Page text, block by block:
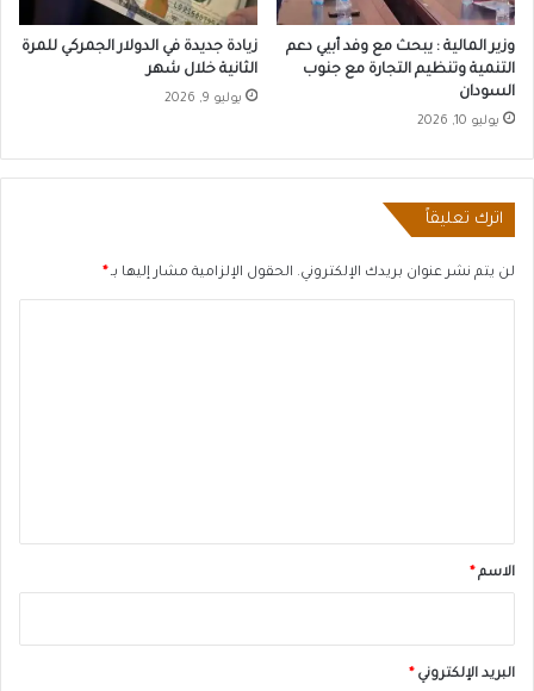
وزير المالية : يبحث مع وفد أبيي دعم
التنمية وتنظيم التجارة مع جنوب
السودان
يوليو 10, 2026
زيادة جديدة في الدولار الجمركي للمرة
الثانية خلال شهر
يوليو 9, 2026
اترك تعليقاً
لن يتم نشر عنوان بريدك الإلكتروني. الحقول الإلزامية مشار إليها بـ *
*الاسم *
البريد الإلكتروني *